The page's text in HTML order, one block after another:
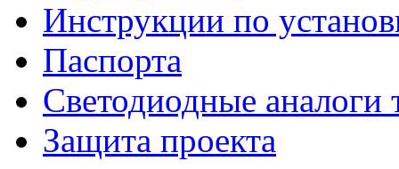
Инструкции по
Паспорта
Светодиодные аналоги
Защита проекта